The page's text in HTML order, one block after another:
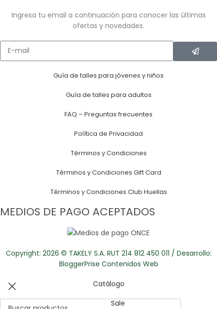
Ingresa tu email a continuación para conocer las últimas
ofertas y novedades.
Guía de talles para jóvenes y niños
Guía de talles para adultos
FAQ – Preguntas frecuentes
Política de Privacidad
Términos y Condiciones
Términos y Condiciones Gift Card
Términos y Condiciones Club Huellas
MEDIOS DE PAGO ACEPTADOS
Copyright: 2026 © TAKELY S.A. RUT 214 812 450 011 / Desarrollo:
BloggerPrise Contenidos Web
Catálogo
Sale